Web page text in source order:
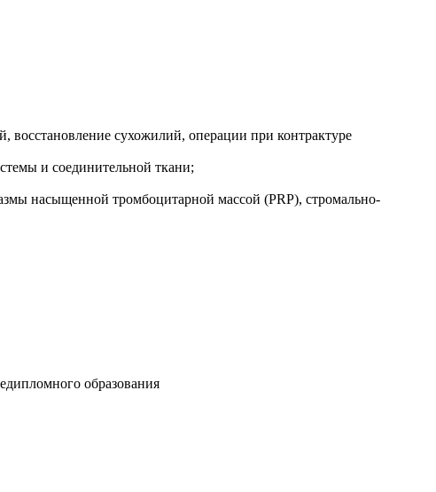
сухожилий, операции при контрактуре
и соединительной ткани;
насыщенной тромбоцитарной массой (PRP), стромально-
образования